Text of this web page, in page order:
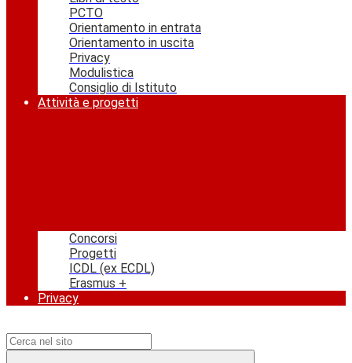
PCTO
Orientamento in entrata
Orientamento in uscita
Privacy
Modulistica
Consiglio di Istituto
Attività e progetti
Concorsi
Progetti
ICDL (ex ECDL)
Erasmus +
Privacy